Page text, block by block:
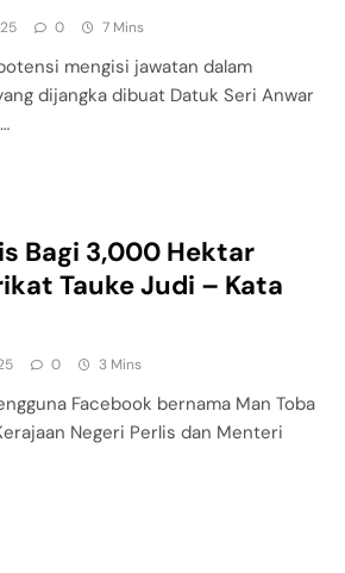
0 7 Mins
mengisi jawatan dalam
dijangka dibuat Datuk Seri Anwar
Bagi 3,000 Hektar
Tauke Judi – Kata
0 3 Mins
Facebook bernama Man Toba
Negeri Perlis dan Menteri